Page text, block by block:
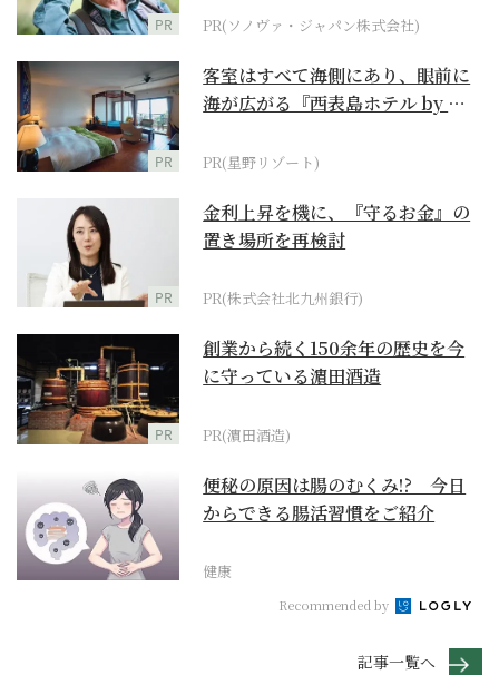
PR PR(ソノヴァ・ジャパン株式会社)
PR
客室はすべて海側にあり、眼前に
海が広がる『西表島ホテル by 星
PR(星野リゾート)
PR
金利上昇を機に、『守るお金』の
置き場所を再検討
PR(株式会社北九州銀行)
PR
創業から続く150余年の歴史を今
に守っている濵田酒造
PR(濵田酒造)
便秘の原因は腸のむくみ!? 今日
からできる腸活習慣をご紹介
健康
Recommended by
記事一覧へ